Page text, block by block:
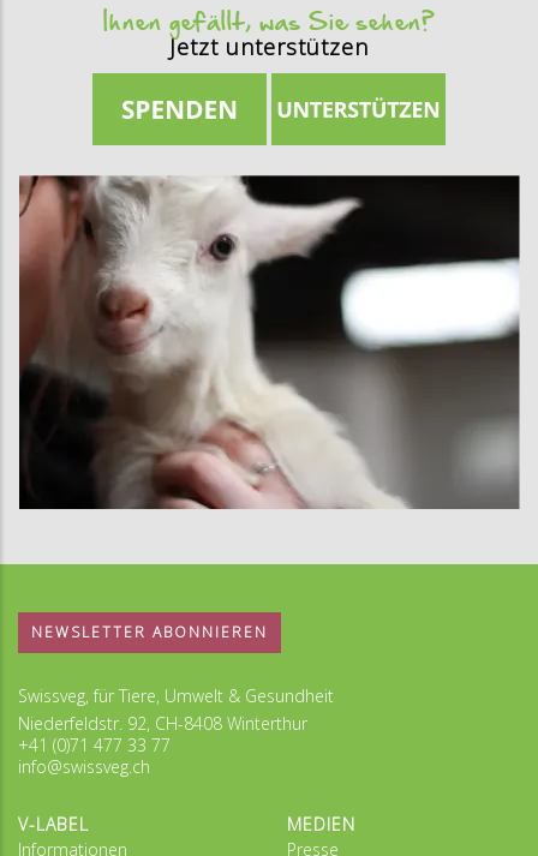
Ihnen gefällt, was Sie sehen?
Jetzt unterstützen
NEWSLETTER ABONNIEREN
Swissveg, für Tiere, Umwelt & Gesundheit
Niederfeldstr. 92, CH-8408 Winterthur
+41 (0)71 477 33 77
info@swissveg.ch
V-LABEL
Informationen
MEDIEN
Presse